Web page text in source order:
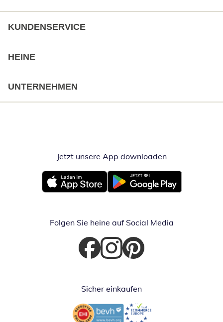
KUNDENSERVICE
HEINE
UNTERNEHMEN
Jetzt unsere App downloadenÖffnet in
Öffnet in neuem FensterÖffnet in neuem Fenster
Folgen Sie heine auf Social Media
Öffnet in neuem Fenster
Öffnet in neuem Fenster
Öffnet in neuem Fenster
Sicher einkaufen